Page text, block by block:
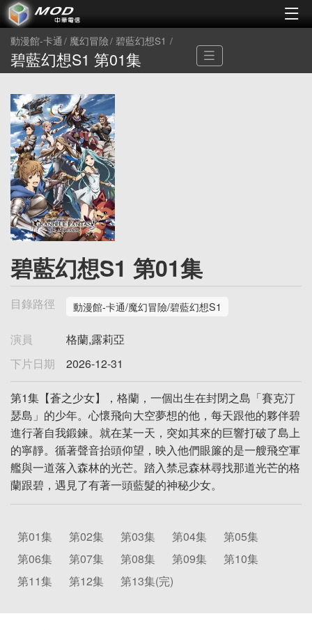
動漫館-卡通 魔幻冒險 碧藍幻想S1
碧藍幻想S1 第01集
碧藍幻想S1 第01集
目錄路徑 動漫館-卡通/魔幻冒險/碧藍幻想S1
演員
格蘭,露莉亞
下片日期
2026-12-31
第1集【蒼之少女】，格蘭，一個出生在封閉之島「賽克汀
瑟島」的少年。心懷飛向大空夢想的他，每天跟他的夥伴碧
進行著自我鍛鍊。就在某一天，突如其來的巨響打破了島上
的寧靜。循著聲音抬頭仰望，映入他們眼簾的是一艘飛空軍
艦與一道落入森林的光芒。踏入禁忌森林尋找那道光芒的格
蘭跟碧，遇見了有著一頭藍髮的神秘少女。
第01集 第02集 第03集 第04集
第05集
第06集
第07集 第08集 第09集
第10集
第11集
第12集 第13集(完)